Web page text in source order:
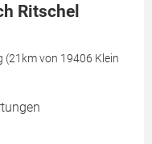
Ritschel
(21km von 19406 Klein